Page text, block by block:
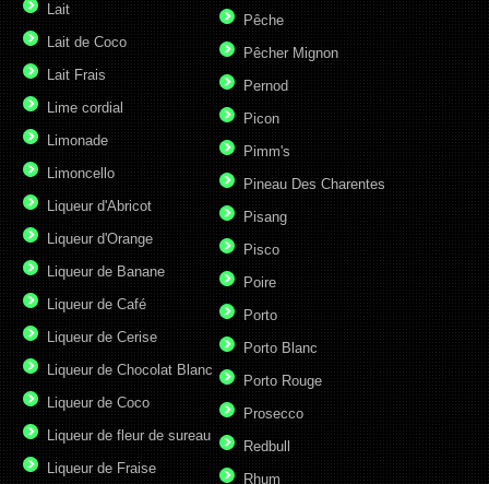
Lait
Lait de Coco
Lait Frais
Lime cordial
Limonade
Limoncello
Liqueur d'Abricot
Liqueur d'Orange
Liqueur de Banane
Liqueur de Café
Liqueur de Cerise
Liqueur de Chocolat Blanc
Liqueur de Coco
Liqueur de fleur de sureau
Liqueur de Fraise
Pêche
Pêcher Mignon
Pernod
Picon
Pimm's
Pineau Des Charentes
Pisang
Pisco
Poire
Porto
Porto Blanc
Porto Rouge
Prosecco
Redbull
Rhum